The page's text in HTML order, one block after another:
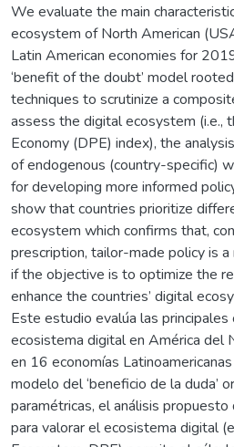
We evaluate the main
ecosystem of North American
Latin American economies for
‘benefit of the doubt’ model
techniques to scrutinize a
assess the digital ecosystem (i.e.,
Economy (DPE) index), the
of endogenous (country-specific)
for developing more informed
show that countries prioritize
ecosystem which confirms that,
prescription, tailor-made policy is
if the objective is to optimize the
enhance the countries’ digital
Este estudio evalúa las
ecosistema digital en América del
en 16 economías
modelo del ‘beneficio de la duda’
paramétricas, el análisis
para valorar el ecosistema digital